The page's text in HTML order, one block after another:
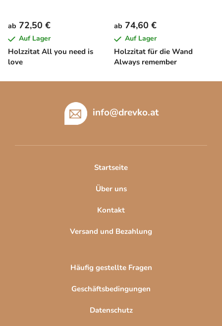
Holzzitat All you need is
love
ab 72,50 €
Auf Lager
Holzzitat für die Wand
Always remember
ab 74,60 €
Auf Lager
info@drevko.at
Startseite
Über uns
Kontakt
Versand und Bezahlung
Häufig gestellte Fragen
Geschäftsbedingungen
Datenschutz